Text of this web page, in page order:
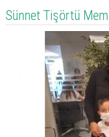
Sünnet Tişörtü